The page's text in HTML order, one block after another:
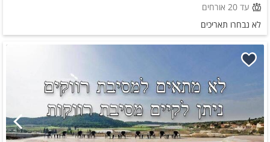
עד 20 אורחים
לא נבחרו תאריכים